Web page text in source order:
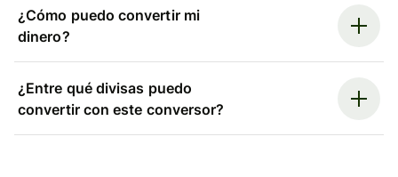
¿Cómo puedo convertir mi
dinero?
¿Entre qué divisas puedo
convertir con este conversor?